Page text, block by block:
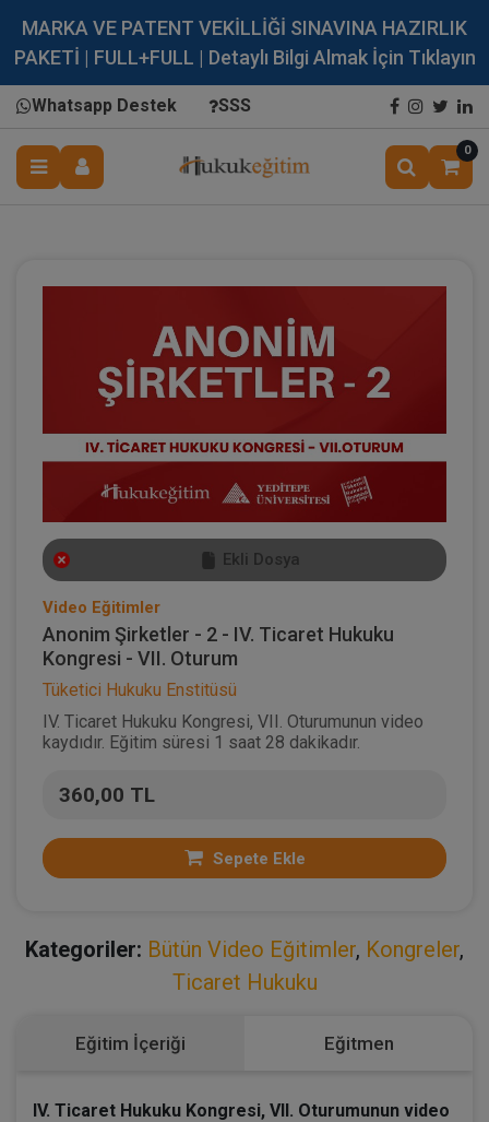
MARKA VE PATENT VEKİLLİĞİ SINAVINA HAZIRLIK
PAKETİ | FULL+FULL | Detaylı Bilgi Almak İçin Tıklayın
Whatsapp Destek SSS
0
Ekli Dosya
Video Eğitimler
Anonim Şirketler - 2 - IV. Ticaret Hukuku
Kongresi - VII. Oturum
Tüketici Hukuku Enstitüsü
IV. Ticaret Hukuku Kongresi, VII. Oturumunun video
kaydıdır. Eğitim süresi 1 saat 28 dakikadır.
360,00 TL
Sepete Ekle
Kategoriler: Bütün Video Eğitimler, Kongreler,
Ticaret Hukuku
Eğitim İçeriği Eğitmen
IV. Ticaret Hukuku Kongresi, VII. Oturumunun video